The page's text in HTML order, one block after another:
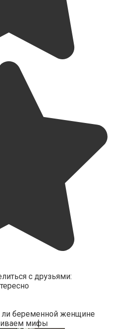
с друзьями:
беременной женщине
мифы